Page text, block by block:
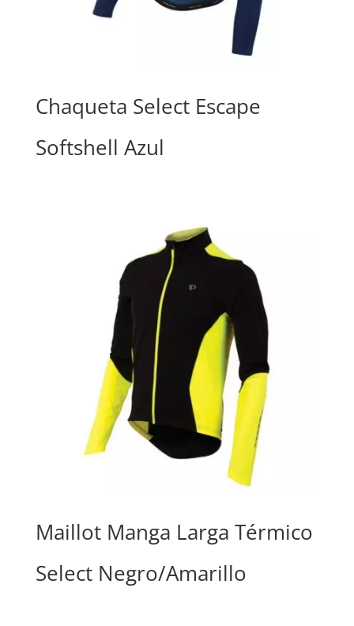
Chaqueta Select Escape
Softshell Azul
Maillot Manga Larga Térmico
Select Negro/Amarillo